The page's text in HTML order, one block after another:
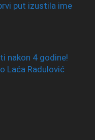
put izustila ime
nakon 4 godine!
Laća Radulović